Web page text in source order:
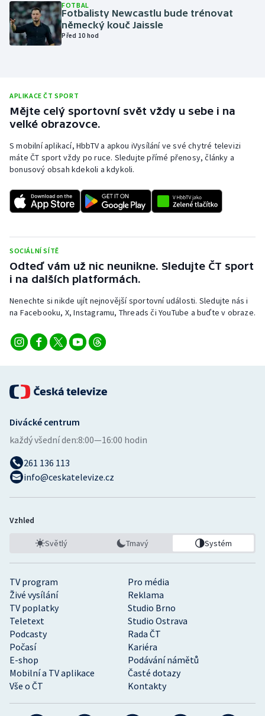
Plážový volejbal
Rychlostní kanoistika
Sportovní střelba
Stolní tenis
Veslování
Vodní slalom
Volejbal
Ostatní
FOTBAL
Fotbalisty Newcastlu bude trénovat
německý kouč Jaissle
Před 10 hod
APLIKACE ČT SPORT
Mějte celý sportovní svět vždy u sebe i na
velké obrazovce.
S mobilní aplikací, HbbTV a apkou iVysílání ve své chytré televizi
máte ČT sport vždy po ruce. Sledujte přímé přenosy, články a
bonusový obsah kdekoli a kdykoli.
SOCIÁLNÍ SÍTĚ
Odteď vám už nic neunikne. Sledujte ČT sport
i na dalších platformách.
Nenechte si nikde ujít nejnovější sportovní události. Sledujte nás i
na Facebooku, X, Instagramu, Threads či YouTube a buďte v obraze.
TV program
Pro média
Živé vysílání
Reklama
TV poplatky
Studio Brno
Teletext
Studio Ostrava
Podcasty
Rada ČT
Počasí
Kariéra
E-shop
Podávání námětů
Mobilní a TV aplikace
Časté dotazy
Vše o ČT
Kontakty
Divácké centrum
každý všední den:8:00—16:00 hodin
261 136 113
info@ceskatelevize.cz
Vzhled
Světlý Tmavý Systém